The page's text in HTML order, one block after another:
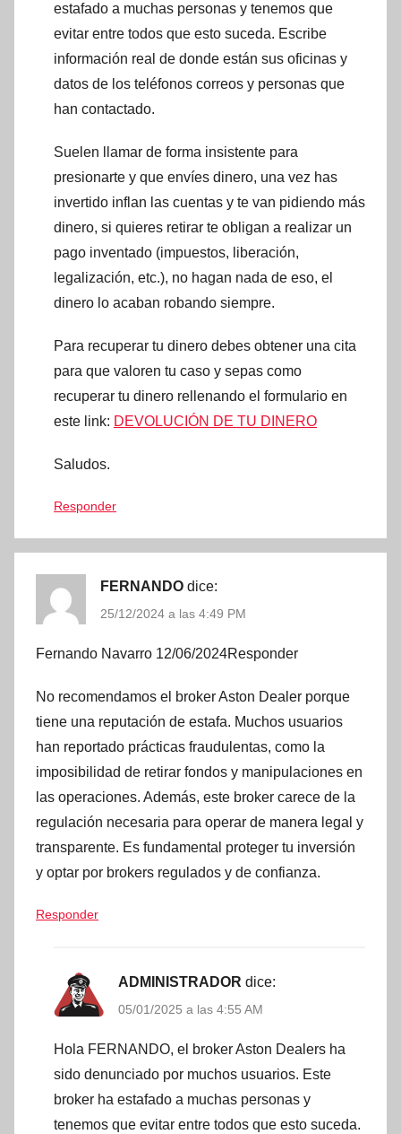
estafado a muchas personas y tenemos que
evitar entre todos que esto suceda. Escribe
información real de donde están sus oficinas y
datos de los teléfonos correos y personas que
han contactado.
Suelen llamar de forma insistente para
presionarte y que envíes dinero, una vez has
invertido inflan las cuentas y te van pidiendo más
dinero, si quieres retirar te obligan a realizar un
pago inventado (impuestos, liberación,
legalización, etc.), no hagan nada de eso, el
dinero lo acaban robando siempre.
Para recuperar tu dinero debes obtener una cita
para que valoren tu caso y sepas como
recuperar tu dinero rellenando el formulario en
este link: DEVOLUCIÓN DE TU DINERO
Saludos.
Responder
FERNANDO dice:
25/12/2024 a las 4:49 PM
Fernando Navarro 12/06/2024Responder
No recomendamos el broker Aston Dealer porque
tiene una reputación de estafa. Muchos usuarios
han reportado prácticas fraudulentas, como la
imposibilidad de retirar fondos y manipulaciones en
las operaciones. Además, este broker carece de la
regulación necesaria para operar de manera legal y
transparente. Es fundamental proteger tu inversión
y optar por brokers regulados y de confianza.
Responder
ADMINISTRADOR dice:
05/01/2025 a las 4:55 AM
Hola FERNANDO, el broker Aston Dealers ha
sido denunciado por muchos usuarios. Este
broker ha estafado a muchas personas y
tenemos que evitar entre todos que esto suceda.